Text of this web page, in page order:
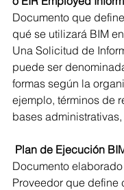
Documento que
qué se utilizará BIM
Una Solicitud de
puede ser
formas según la
ejemplo, términos de
bases
Plan de Ejecución
Documento
Proveedor que define